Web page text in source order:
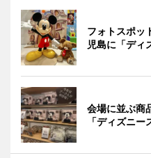
フォトスポッ
児島に「ディ
会場に並ぶ商
「ディズニー